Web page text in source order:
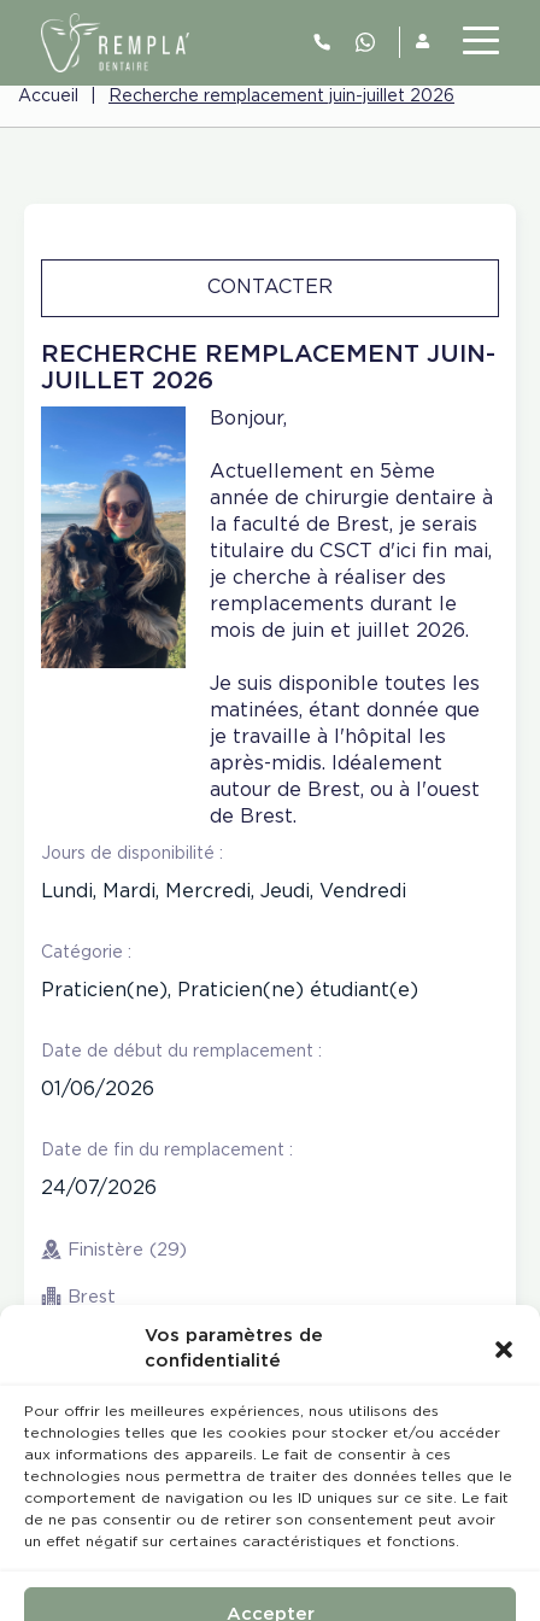
Vos paramètres de
confidentialité
Pour offrir les meilleures expériences, nous utilisons des
technologies telles que les cookies pour stocker et/ou accéder
aux informations des appareils. Le fait de consentir à ces
technologies nous permettra de traiter des données telles que le
comportement de navigation ou les ID uniques sur ce site. Le fait
de ne pas consentir ou de retirer son consentement peut avoir
un effet négatif sur certaines caractéristiques et fonctions.
Accepter
Accueil Recherche remplacement juin-juillet 2026
RECHERCHE REMPLACEMENT JUIN-
JUILLET 2026
CONTACTER
Bonjour,
Actuellement en 5ème
année de chirurgie dentaire à
la faculté de Brest, je serais
titulaire du CSCT d'ici fin mai,
je cherche à réaliser des
remplacements durant le
mois de juin et juillet 2026.
Je suis disponible toutes les
matinées, étant donnée que
je travaille à l'hôpital les
après-midis. Idéalement
autour de Brest, ou à l'ouest
de Brest.
Jours de disponibilité :
Lundi, Mardi, Mercredi, Jeudi, Vendredi
Catégorie :
Praticien(ne), Praticien(ne) étudiant(e)
Date de début du remplacement :
01/06/2026
Date de fin du remplacement :
24/07/2026
Finistère (29)
Brest
Rempla’Dentaire © 2023 Tous droits réservés
Conception et réalisation :